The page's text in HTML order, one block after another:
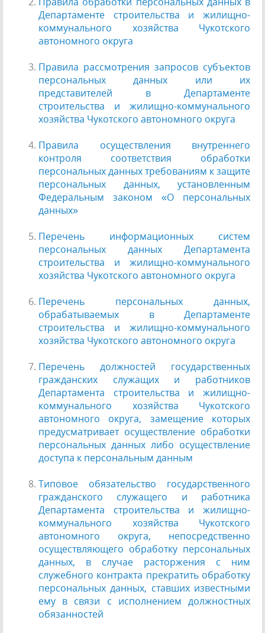
Департаменте строительства и жилищно-
коммунального хозяйства Чукотского
автономного округа
Правила рассмотрения запросов субъектов
персональных данных или их
представителей в Департаменте
строительства и жилищно-коммунального
хозяйства Чукотского автономного округа
Правила осуществления внутреннего
контроля соответствия обработки
персональных данных требованиям к защите
персональных данных, установленным
Федеральным законом «О персональных
данных»
Перечень информационных систем
персональных данных Департамента
строительства и жилищно-коммунального
хозяйства Чукотского автономного округа
Перечень персональных данных,
обрабатываемых в Департаменте
строительства и жилищно-коммунального
хозяйства Чукотского автономного округа
Перечень должностей государственных
гражданских служащих и работников
Департамента строительства и жилищно-
коммунального хозяйства Чукотского
автономного округа, замещение которых
предусматривает осуществление обработки
персональных данных либо осуществление
доступа к персональным данным
Типовое обязательство государственного
гражданского служащего и работника
Департамента строительства и жилищно-
коммунального хозяйства Чукотского
автономного округа, непосредственно
осуществляющего обработку персональных
данных, в случае расторжения с ним
служебного контракта прекратить обработку
персональных данных, ставших известными
ему в связи с исполнением должностных
обязанностей